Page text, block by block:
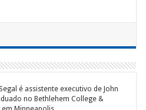
é assistente executivo de John
no Bethlehem College &